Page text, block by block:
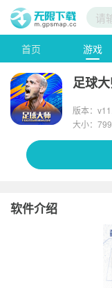
首页 游戏
足球
版本：
大小：
软件介绍